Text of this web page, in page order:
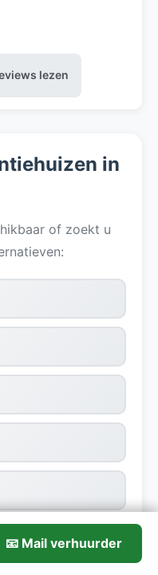
lezen
in
of zoekt u
Mail verhuurder
📧 Mail verhuurder